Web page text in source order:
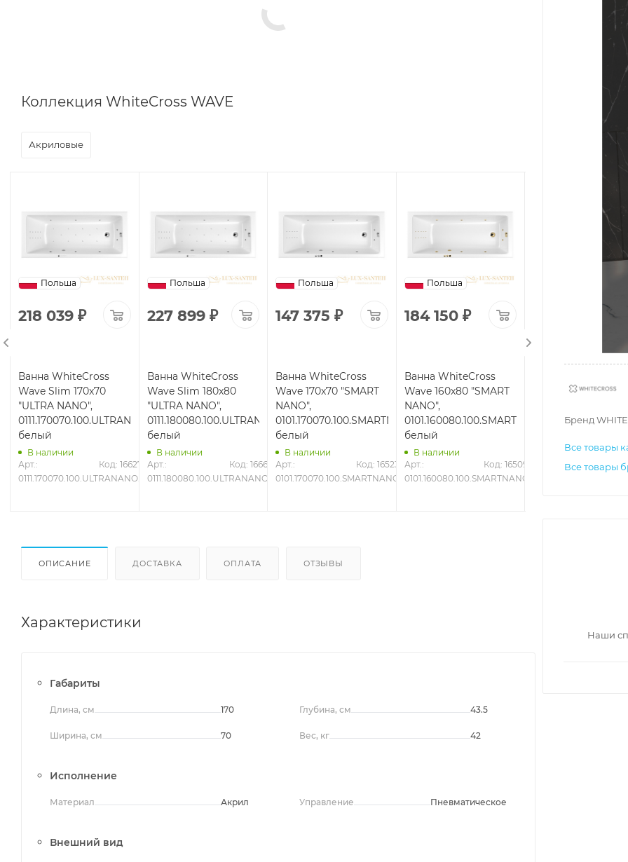
Коллекция WhiteCross WAVE
Акриловые
Польша
218 039 ₽
Ванна WhiteCross
Wave Slim 170x70
"ULTRA NANO",
0111.170070.100.ULTRANANO.CR,
белый
В наличии
Арт.:
0111.170070.100.ULTRANANO.CR
Код: 16627
Польша
227 899₽
Ванна WhiteCross
Wave Slim 180x80
"ULTRA NANO",
0111.180080.100.ULTRANANO.CR,
белый
В наличии
Арт.:
0111.180080.100.ULTRANANO.CR
Код: 16661
Польша
147 375 ₽
Ванна WhiteCross
Wave 170x70 "SMART
NANO",
0101.170070.100.SMARTNANO.CR,
белый
В наличии
Арт.:
0101.170070.100.SMARTNANO.CR
Код: 16523
Польша
184 150₽
Ванна WhiteCross
Wave 160x80 "SMART
NANO",
0101.160080.100.SMARTNANO.GL,
белый
В наличии
Арт.:
0101.160080.100.SMARTNANO.GL
Код: 16509
Wave Slim 170x75
В наличии
ОПИСАНИЕ ДОСТАВКА ОПЛАТА ОТЗЫВЫ
Характеристики
Габариты
Длина, см 170
Ширина, см 70
Глубина, см 43.5
Вес, кг 42
Исполнение
Материал Акрил Управление Пневматическое
Внешний вид
Бренд
Все товары
Все товары
Наши